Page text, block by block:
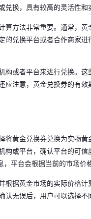
换，具有较高的灵活性和
方法非常重要。通常，
兑换平台或者合作商家
构或者平台来进行兑换。
注意，黄金兑换券的有
将黄金兑换券兑换为实物
或平台，确认平台的可
平台会根据当前的市场价
据黄金市场的实际价格
无误后，用户可以选择